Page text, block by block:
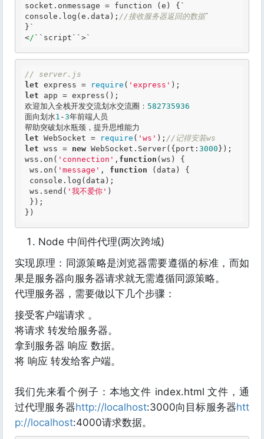
socket.onmessage = function (e) {`
console.log(e.data); //接收服务器返回的数据`
}`
</ `` script `` >`
// server.js
let express = require ( 'express'
let app = express();
欢迎加入全栈开发交流划水交流圈： 582735936
面向划水1 -3年前端人员
let WebSocket = require ( 'ws' ); //记得安装ws
let wss = new WebSocket.Server({port: 3000 });
wss.on( 'connection' , function (ws)
{
ws.on( 'message' , function (data)
{
ws.send( '我不爱你' )
})
Node 中间件代理(两次跨域)
实现原理：同源策略是浏览器需要遵循的标准，而如
果是服务器向服务器请求就无需遵循同源策略。
代理服务器，需要做以下几个步骤：
接受客户端请求 。
将请求 转发给服务器。
拿到服务器 响应 数据。
将 响应 转发给客户端。
我们先来看个例子：本地文件 index.html 文件，通
过代理服务器http://localhost:3000向目标服务器htt
p://localhost:4000请求数据。